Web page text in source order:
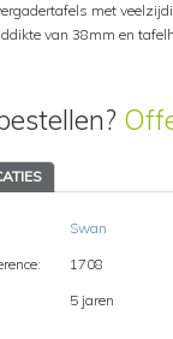
met
van 38mm en
Swan
1708
5 jaren